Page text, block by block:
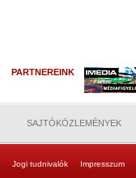
PARTNEREINK
SAJTÓKÖZLEMÉNYEK
Jogi tudnivalók Impresszum